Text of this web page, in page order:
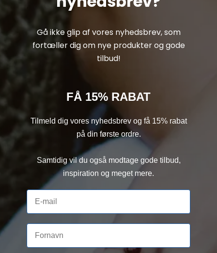
Gå ikke glip af vores nyhedsbrev, som
fortæller dig om nye produkter og gode
tilbud!
FÅ 15% RABAT
Tilmeld dig vores nyhedsbrev og få 15% rabat
på din første ordre.
Samtidig vil du også modtage gode tilbud,
inspiration og meget mere.